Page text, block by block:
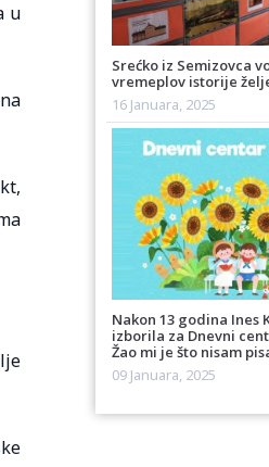
u
Srećko iz Semizovca
vremeplov istorije
16 Januara, 2025
Nakon 13 godina Ines
izborila za Dnevni
Žao mi je što nisam
09 Januara, 2025